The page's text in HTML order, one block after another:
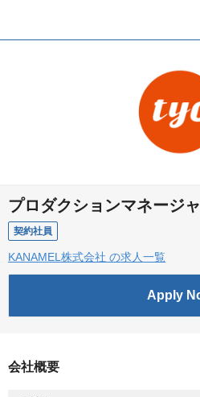
プロダクションマネージ
契約社員
KANAMEL株式会社 の求人一覧
Apply
会社概要